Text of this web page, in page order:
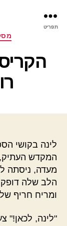
תפריט
לינה בקושי
המקדש
מעדה, ניסתה
הלב שלה דופק
ומריח חריף
"לינה, לכאן!"